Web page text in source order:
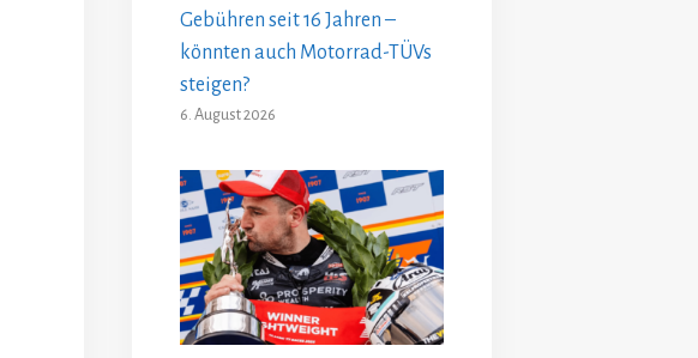
Gebühren seit 16 Jahren –
könnten auch Motorrad-TÜVs
steigen?
6. August 2026